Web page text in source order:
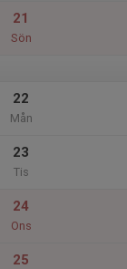
21
Sön
22
Mån
23
Tis
24
Ons
25